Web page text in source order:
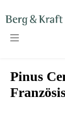
Pinus